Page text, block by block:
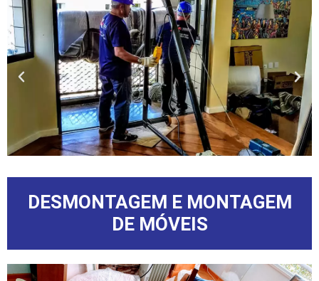
DESMONTAGEM E MONTAGEM
DE MÓVEIS